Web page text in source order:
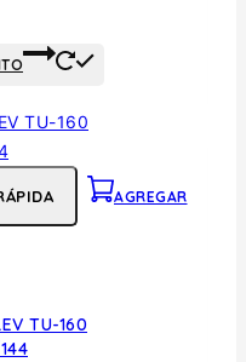
AGREGAR
TU-160